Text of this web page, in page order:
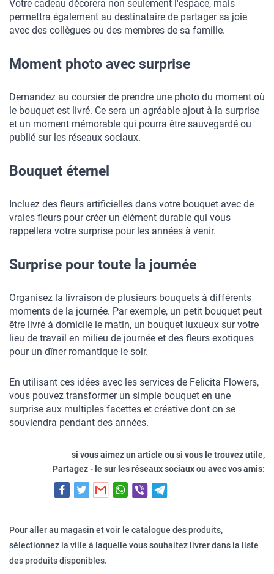
Votre cadeau décorera non seulement l'espace, mais
permettra également au destinataire de partager sa joie
avec des collègues ou des membres de sa famille.
Moment photo avec surprise
Demandez au coursier de prendre une photo du moment où
le bouquet est livré. Ce sera un agréable ajout à la surprise
et un moment mémorable qui pourra être sauvegardé ou
publié sur les réseaux sociaux.
Bouquet éternel
Incluez des fleurs artificielles dans votre bouquet avec de
vraies fleurs pour créer un élément durable qui vous
rappellera votre surprise pour les années à venir.
Surprise pour toute la journée
Organisez la livraison de plusieurs bouquets à différents
moments de la journée. Par exemple, un petit bouquet peut
être livré à domicile le matin, un bouquet luxueux sur votre
lieu de travail en milieu de journée et des fleurs exotiques
pour un dîner romantique le soir.
En utilisant ces idées avec les services de Felicita Flowers,
vous pouvez transformer un simple bouquet en une
surprise aux multiples facettes et créative dont on se
souviendra pendant des années.
si vous aimez un article ou si vous le trouvez utile,
Partagez - le sur les réseaux sociaux ou avec vos amis:
Pour aller au magasin et voir le catalogue des produits,
sélectionnez la ville à laquelle vous souhaitez livrer dans la liste
des produits disponibles.